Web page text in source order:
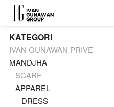
KATEGORI
IVAN GUNAWAN PRIVE
MANDJHA
SCARF
APPAREL
DRESS